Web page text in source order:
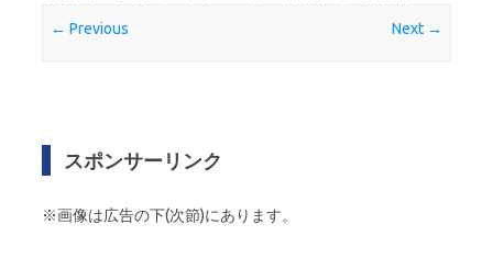
← Previous Next →
スポンサーリンク
※画像は広告の下(次節)にあります。